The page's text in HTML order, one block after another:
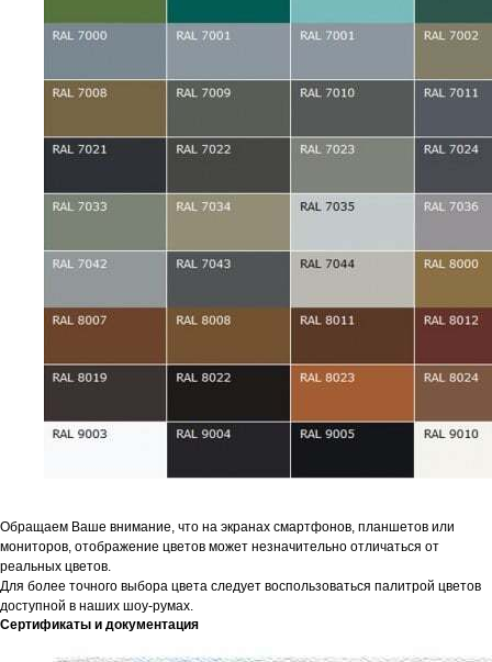
Обращаем Ваше внимание, что на экранах смартфонов, планшетов или
мониторов, отображение цветов может незначительно отличаться от
реальных цветов.
Для более точного выбора цвета следует воспользоваться палитрой цветов
доступной в наших шоу-румах.
Сертификаты и документация